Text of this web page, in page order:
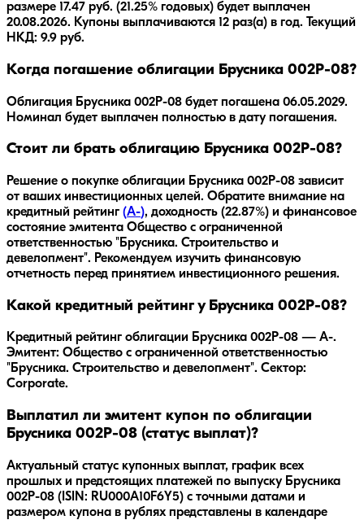
размере 17.47 руб. (21.25% годовых) будет выплачен
20.08.2026. Купоны выплачиваются 12 раз(а) в год. Текущий
НКД: 9.9 руб.
Когда погашение облигации Брусника 002Р-08?
Облигация Брусника 002Р-08 будет погашена 06.05.2029.
Номинал будет выплачен полностью в дату погашения.
Стоит ли брать облигацию Брусника 002Р-08?
Решение о покупке облигации Брусника 002Р-08 зависит
от ваших инвестиционных целей. Обратите внимание на
кредитный рейтинг (A-), доходность (22.87%) и финансовое
состояние эмитента Общество с ограниченной
ответственностью "Брусника. Строительство и
девелопмент". Рекомендуем изучить финансовую
отчетность перед принятием инвестиционного решения.
Какой кредитный рейтинг у Брусника 002Р-08?
Кредитный рейтинг облигации Брусника 002Р-08 — A-.
Эмитент: Общество с ограниченной ответственностью
"Брусника. Строительство и девелопмент". Сектор:
Corporate.
Выплатил ли эмитент купон по облигации
Брусника 002Р-08 (статус выплат)?
Актуальный статус купонных выплат, график всех
прошлых и предстоящих платежей по выпуску Брусника
002Р-08 (ISIN: RU000A10F6Y5) с точными датами и
размером купона в рублях представлены в календаре